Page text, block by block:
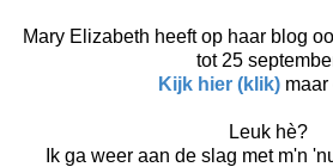
Mary Elizabeth heeft op haar blog
tot 25
Kijkhier (klik)maar
Leuk hè?
Ik ga weer aan de slag met m'n